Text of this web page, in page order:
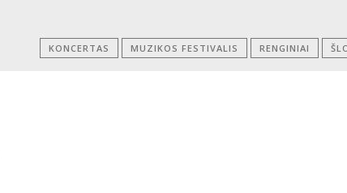
KONCERTAS MUZIKOS FESTIVALIS RENGINIAI